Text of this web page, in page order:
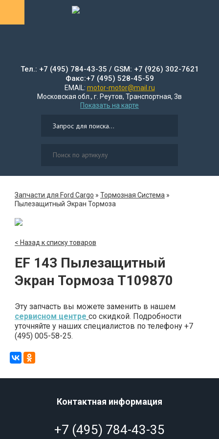
Тел.: +7 (495) 784-43-35 / GSM: +7 (926) 302-7621
Факс:+7 (495) 528-45-59
EMAIL: motor-motor@mail.ru
Московская обл., г. Реутов, Транспортная, 3в
Показать на карте
Запчасти для Ford Cargo » Тормозная Система »
Пылезащитный Экран Тормоза
< Назад к списку товаров
EF 143 Пылезащитный
Экран Тормоза T109870
Эту запчасть вы можете заменить в нашем
сервисном центре со скидкой. Подробности
уточняйте у наших специалистов по телефону +7
(495) 005-58-25.
Контактная информация
+7 (495) 784-43-35